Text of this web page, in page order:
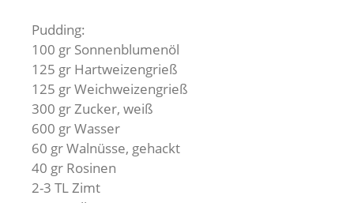
Pudding:
100 gr Sonnenblumenöl
125 gr Hartweizengrieß
125 gr Weichweizengrieß
300 gr Zucker, weiß
600 gr Wasser
60 gr Walnüsse, gehackt
40 gr Rosinen
2-3 TL Zimt